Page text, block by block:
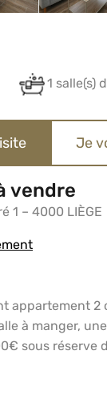
1 salle(s)
Je
vendre
1 – 4000 LIÈGE
appartement 2
à manger,
sous réserve